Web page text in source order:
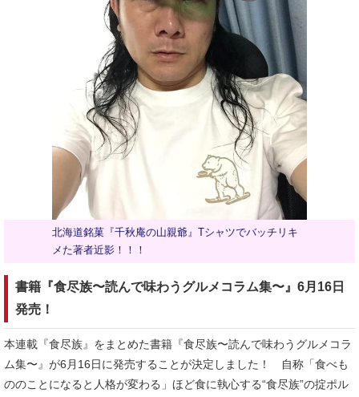
北海道銘菓『千秋庵の山親爺』Tシャツでバッチリキ
メた著者近影！！！
書籍『食尽族〜読んで味わうグルメコラム集〜』6月16日
発売！
本連載『食尽族』をまとめた書籍『食尽族〜読んで味わうグルメコラ
ム集〜』が6月16日に発売することが決定しました！ 自称「食べも
ののことになると人格が変わる」ほど食に執心する“食尽族”の掟ポル